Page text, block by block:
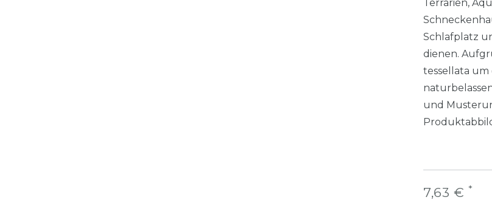
Terrarien,
Schlafplatz
dienen.
tessellata um
und
7,63 € *